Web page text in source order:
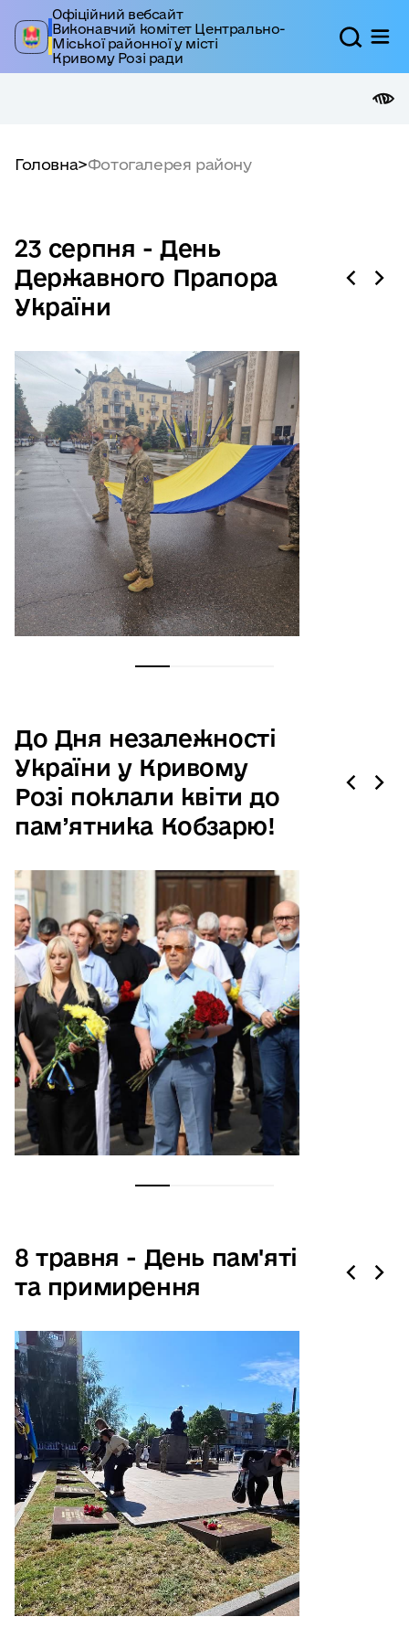
Офіційний вебсайт
Виконавчий комітет Центрально-
Міської районної у місті
Кривому Розі ради
Головна>Фотогалерея району
23 серпня - День
Державного Прапора
України
До Дня незалежності
України у Кривому
Розі поклали квіти до
пам’ятника Кобзарю!
8 травня - День пам'яті
та примирення